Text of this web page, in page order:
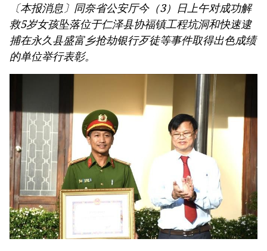
〔本报消息〕同奈省公安厅今（3）日上午对成功解
救5岁女孩坠落位于仁泽县协福镇工程坑洞和快速逮
捕在永久县盛富乡抢劫银行歹徒等事件取得出色成绩
的单位举行表彰。